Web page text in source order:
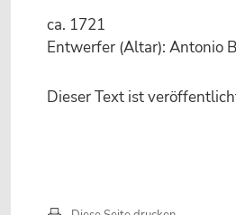
ca. 1721
Entwerfer (Altar): Antonio
Dieser Text ist